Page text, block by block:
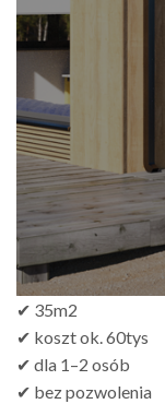
✔ 35m2
✔ koszt ok. 60tys
✔ dla 1–2 osób
✔ bez pozwolenia